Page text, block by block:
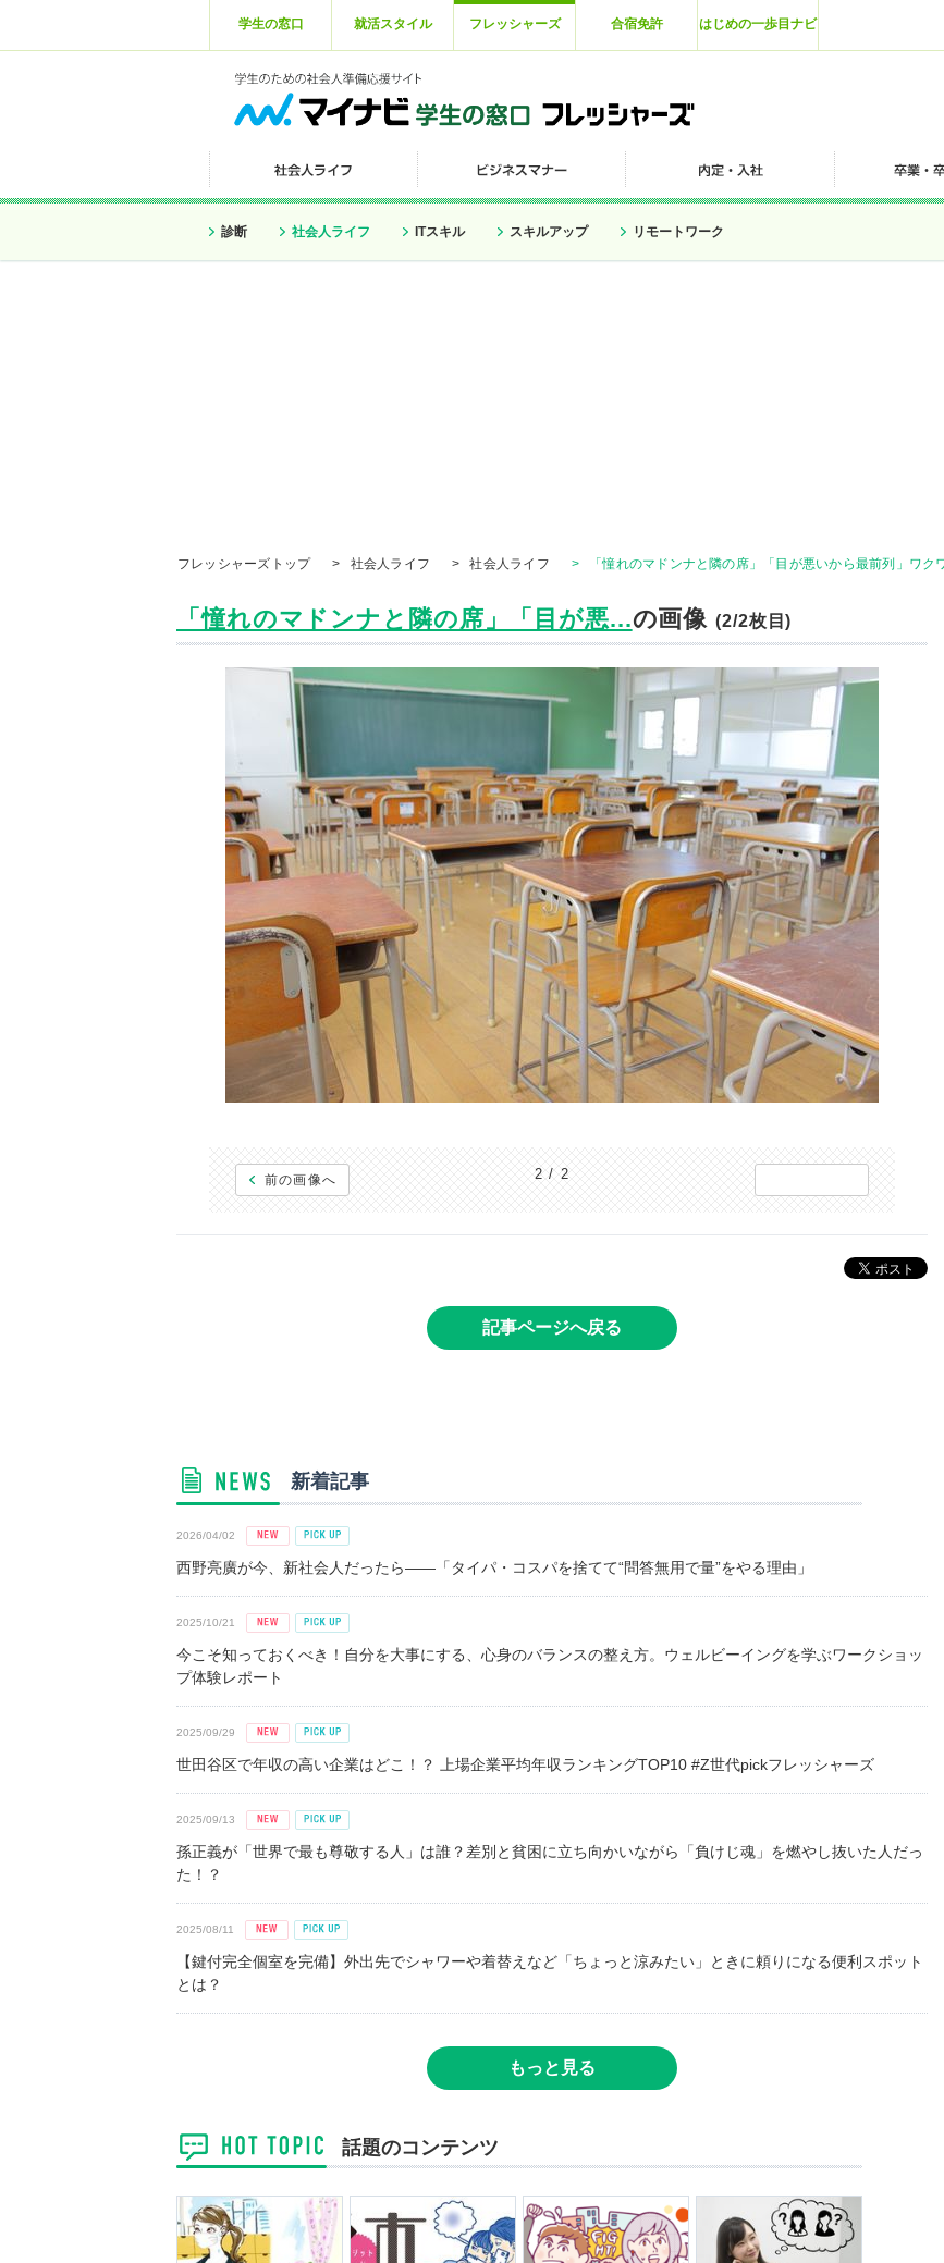
学生の窓口 就活スタイル フレッシャーズ 合宿免許 はじめの一歩目ナビ
診断 社会人ライフ ITスキル スキルアップ リモートワーク
フレッシャーズトップ > 社会人ライフ > 社会人ライフ > 「憧れのマドンナと隣の席」「目が悪いから最前列」ワ
「憧れのマドンナと隣の席」「目が悪...の画像(2/2枚目)
前の画像へ 2 / 2
記事ページへ戻る
新着記事
2026/04/02
西野亮廣が今、新社会人だったら――「タイパ・コスパを捨てて“問答無用で量”をやる理由」
2025/10/21
今こそ知っておくべき！自分を大事にする、心身のバランスの整え方。ウェルビーイングを学ぶワークショッ
プ体験レポート
2025/09/29
世田谷区で年収の高い企業はどこ！？ 上場企業平均年収ランキングTOP10 #Z世代pickフレッシャーズ
2025/09/13
孫正義が「世界で最も尊敬する人」は誰？差別と貧困に立ち向かいながら「負けじ魂」を燃やし抜いた人だっ
た！？
2025/08/11
【鍵付完全個室を完備】外出先でシャワーや着替えなど「ちょっと涼みたい」ときに頼りになる便利スポット
とは？
もっと見る
話題のコンテンツ